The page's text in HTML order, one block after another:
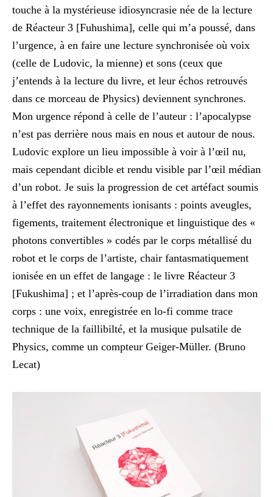
touche à la mystérieuse idiosyncrasie née de la lecture
de Réacteur 3 [Fuhushima], celle qui m’a poussé, dans
l’urgence, à en faire une lecture synchronisée où voix
(celle de Ludovic, la mienne) et sons (ceux que
j’entends à la lecture du livre, et leur échos retrouvés
dans ce morceau de Physics) deviennent synchrones.
Mon urgence répond à celle de l’auteur : l’apocalypse
n’est pas derrière nous mais en nous et autour de nous.
Ludovic explore un lieu impossible à voir à l’œil nu,
mais cependant dicible et rendu visible par l’œil médian
d’un robot. Je suis la progression de cet artéfact soumis
à l’effet des rayonnements ionisants : points aveugles,
figements, traitement électronique et linguistique des «
photons convertibles » codés par le corps métallisé du
robot et le corps de l’artiste, chair fantasmatiquement
ionisée en un effet de langage : le livre Réacteur 3
[Fukushima] ; et l’après-coup de l’irradiation dans mon
corps : une voix, enregistrée en lo-fi comme trace
technique de la faillibilté, et la musique pulsatile de
Physics, comme un compteur Geiger-Müller. (Bruno
Lecat)